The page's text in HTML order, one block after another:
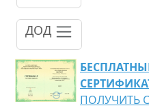
ДОД
ПОЛУЧИТЬ